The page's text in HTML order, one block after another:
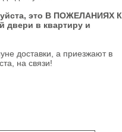
это В ПОЖЕЛАНИЯХ К
двери в квартиру и
доставки, а приезжают в
на связи!